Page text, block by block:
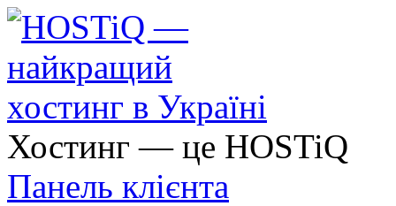
Хостинг — це HOSTiQ
Панель клієнта